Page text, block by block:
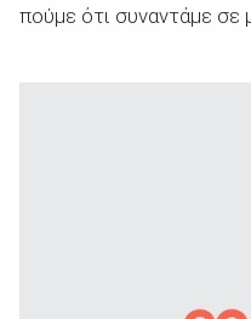
πούμε ότι συναντάμε σε